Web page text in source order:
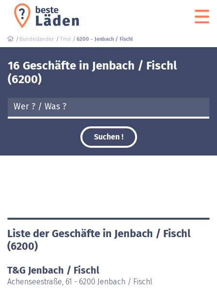
Bundesländer Tirol 6200 - Jenbach / Fischl
16 Geschäfte in Jenbach / Fischl
(6200)
Suchen !
Liste der Geschäfte in Jenbach / Fischl
(6200)
T&G Jenbach / Fischl
Achenseestraße, 61 - 6200 Jenbach / Fischl